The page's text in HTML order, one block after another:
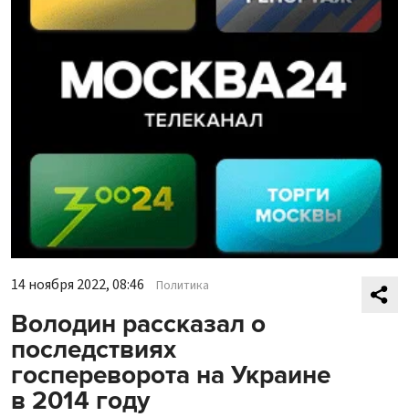
14 ноября 2022, 08:46 Политика
Володин рассказал о
последствиях
госпереворота на Украине
в 2014 году